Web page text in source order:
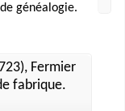
généalogie.
Fermier
fabrique.